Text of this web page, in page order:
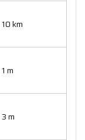
10 km
1 m
3 m